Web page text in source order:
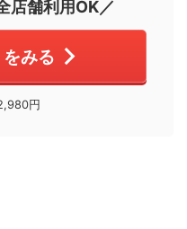
店舗利用OK／
をみる
円